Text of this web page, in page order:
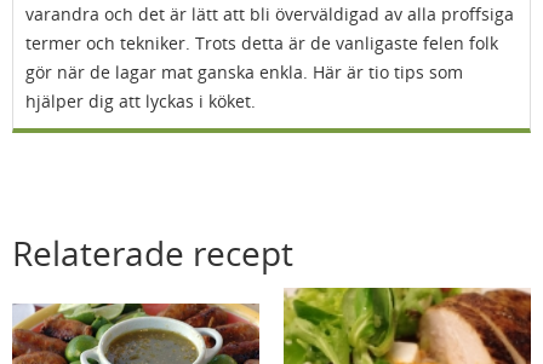
varandra och det är lätt att bli överväldigad av alla proffsiga
termer och tekniker. Trots detta är de vanligaste felen folk
gör när de lagar mat ganska enkla. Här är tio tips som
hjälper dig att lyckas i köket.
Relaterade recept